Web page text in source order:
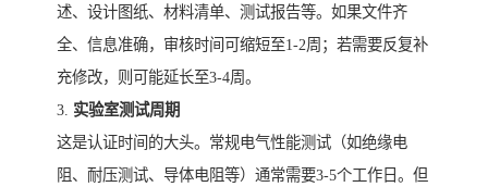
述、设计图纸、材料清单、测试报告等。如果文件齐
全、信息准确，审核时间可缩短至1-2周；若需要反复补
充修改，则可能延长至3-4周。
3. 实验室测试周期
这是认证时间的大头。常规电气性能测试（如绝缘电
阻、耐压测试、导体电阻等）通常需要3-5个工作日。但